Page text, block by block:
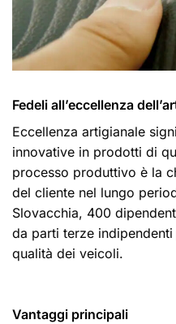
Fedeli all’eccellenza
Eccellenza artigianale
innovative in prodotti di
processo produttivo è la
del cliente nel lungo
Slovacchia, 400
da parti terze
qualità dei veicoli.
Vantaggi principali